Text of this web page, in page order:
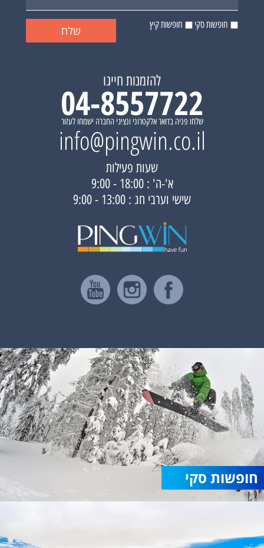
חופשות סקי חופשות קיץ
להזמנות חייגו
04-8557722
שלחו פניה בדואר אלקטרוני ונציגי החברה ישמחו לעזור
info@pingwin.co.il
שעות פעילות
א'-ה' : 18:00 - 9:00
שישי וערבי חג : 13:00 - 9:00
חופשות סקי